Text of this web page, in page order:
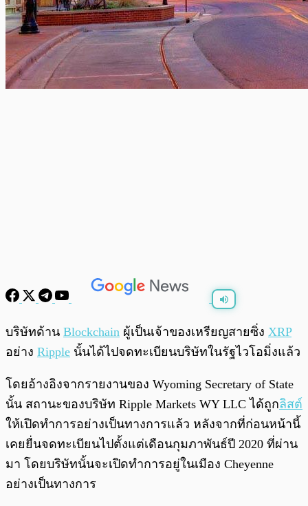
พร้อมเล่น /
บริษัทด้าน Blockchain ผู้เป็นเจ้าของเหรียญสายซิ่ง XRP
อย่าง Ripple นั้นได้ไปจดทะเบียนบริษัทในรัฐไวโอมิ่งแล้ว
โดยอ้างอิงจากรายงานของ Wyoming Secretary of State
นั้น สถานะของบริษัท Ripple Markets WY LLC ได้ถูกลิสต์
ให้เปิดทำการอย่างเป็นทางการแล้ว หลังจากที่ก่อนหน้านี้
เคยยื่นจดทะเบียนไปตั้งแต่เดือนกุมภาพันธ์ปี 2020 ที่ผ่าน
มา โดยบริษัทนั้นจะเปิดทำการอยู่ในเมือง Cheyenne
อย่างเป็นทางการ